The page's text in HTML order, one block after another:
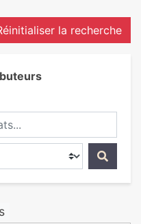
la recherche